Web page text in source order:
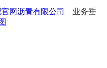
网沥青有限公司
业务垂